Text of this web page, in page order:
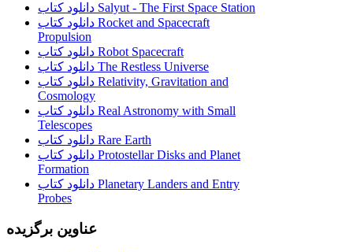
دانلود کتاب Salyut - The First Space Station
دانلود کتاب Rocket and Spacecraft
Propulsion
دانلود کتاب Robot Spacecraft
دانلود کتاب The Restless Universe
دانلود کتاب Relativity, Gravitation and
Cosmology
دانلود کتاب Real Astronomy with Small
Telescopes
دانلود کتاب Rare Earth
دانلود کتاب Protostellar Disks and Planet
Formation
دانلود کتاب Planetary Landers and Entry
Probes
عناوین برگزیده